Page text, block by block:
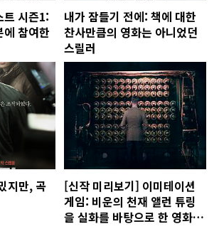
트 시즌1:
참여한
내가 잠들기 전에: 책에 대한
찬사만큼의 영화는 아니었던
스릴러
지만, 곡
[신작 미리보기] 이미테이션
게임: 비운의 천재 앨런 튜링
을 실화를 바탕으로 한 영화,